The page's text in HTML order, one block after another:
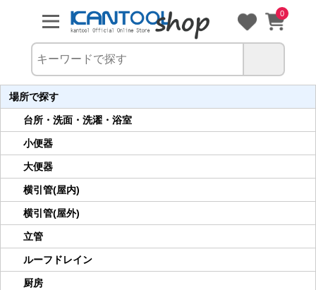
0
場所で探す
台所・洗面・洗濯・浴室
小便器
大便器
横引管(屋内)
横引管(屋外)
立管
ルーフドレイン
厨房